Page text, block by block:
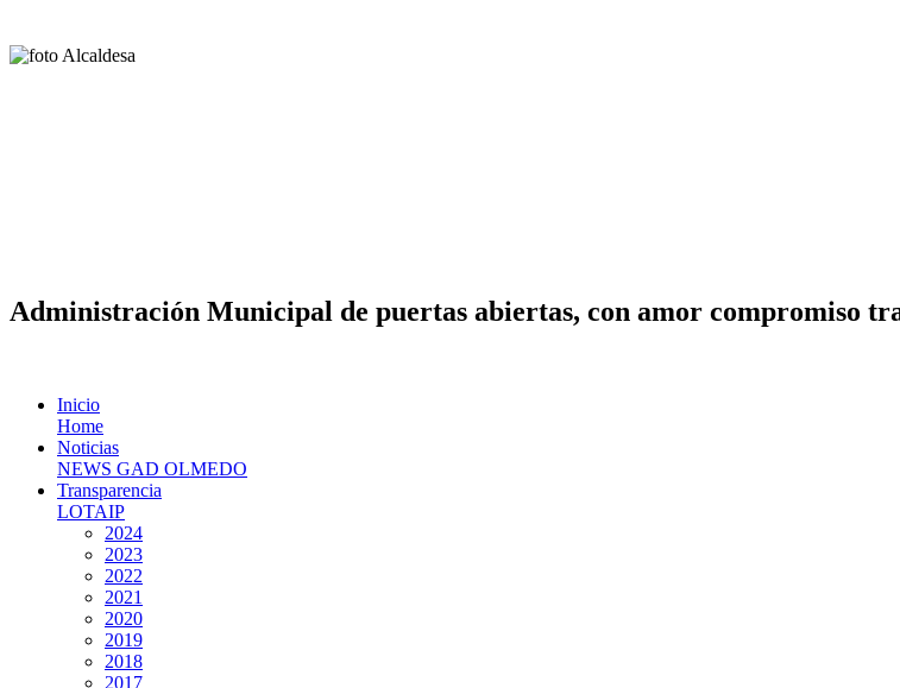
Administración Municipal de puertas abiertas, con amor compromiso
Inicio
Home
Noticias
NEWS GAD OLMEDO
Transparencia
LOTAIP
2024
2023
2022
2021
2020
2019
2018
2017